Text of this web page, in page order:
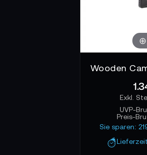
Kameramann
UVP-
Preis-
Sie sparen: